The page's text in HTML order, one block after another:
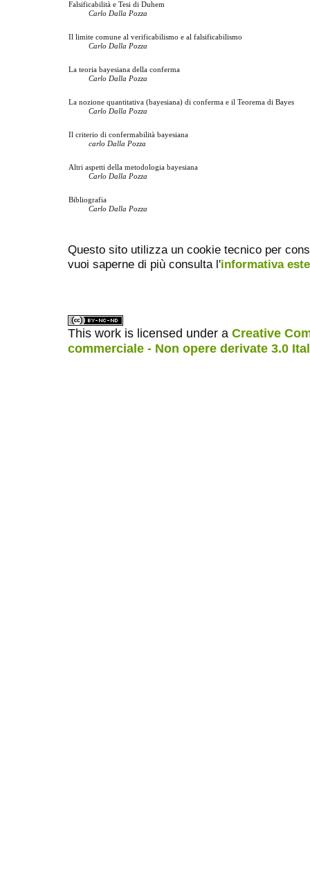
Falsificabilità e Tesi di Duhem
Carlo Dalla Pozza
Il limite comune al verificabilismo e al falsificabilismo
Carlo Dalla Pozza
La teoria bayesiana della conferma
Carlo Dalla Pozza
La nozione quantitativa (bayesiana) di conferma e il Teorema di Bayes
Carlo Dalla Pozza
Il criterio di confermabilità bayesiana
carlo Dalla Pozza
Altri aspetti della metodologia bayesiana
Carlo Dalla Pozza
Bibliografia
Carlo Dalla Pozza
Questo sito utilizza un cookie tecnico per
vuoi saperne di più consulta l'informativa
This work is licensed under a Creative
commerciale - Non opere derivate 3.0